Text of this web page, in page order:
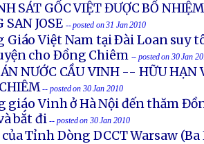
SÁT GỐC VIỆT ĐƯỢC BỔ
SAN JOSE -- posted on 31 Jan 2010
Giáo Việt Nam tại Ðài Loan suy
cho Ðồng Chiêm -- posted on 30 Jan
NƯỚC CẦU VINH -- HỮU HẠN
-- posted on 30 Jan 2010
giáo Vinh ở Hà Nội đến thăm
bắt đi-- posted on 30 Jan 2010
Tỉnh Dòng DCCT Warsaw